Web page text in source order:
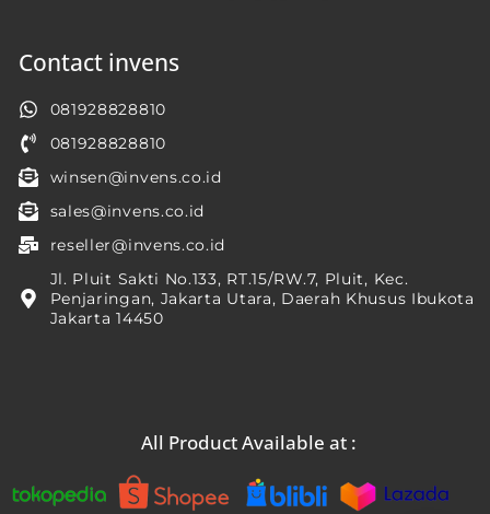
Contact invens
081928828810
081928828810
winsen@invens.co.id
sales@invens.co.id
reseller@invens.co.id
Jl. Pluit Sakti No.133, RT.15/RW.7, Pluit, Kec.
Penjaringan, Jakarta Utara, Daerah Khusus Ibukota
Jakarta 14450
All Product Available at :